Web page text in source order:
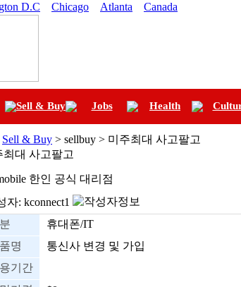
D.C Chicago Atlanta Canada
Sell & Buy Jobs Health
Sell & Buy > sellbuy > 미주최대 사고팔고
최대 사고팔고
한인 공식 대리점
자: kconnect1
휴대폰/IT
명
통신사 변경 및 가입
기간